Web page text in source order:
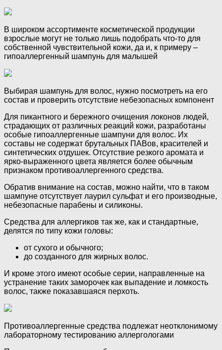
В широком ассортименте косметической продукции
взрослые могут не только лишь подобрать что-то для
собственной чувствительной кожи, да и, к примеру –
гипоаллергенный шампунь для малышей
Выбирая шампунь для волос, нужно посмотреть на его
состав и проверить отсутствие небезопасных компонент
Для пикантного и бережного очищения локонов людей,
страдающих от различных реакций кожи, разработаны
особые гипоаллергенные шампуни для волос. Их
составы не содержат брутальных ПАВов, красителей и
синтетических отдушек. Отсутствие резкого аромата и
ярко-выраженного цвета является более обычным
признаком противоаллергенного средства.
Обратив внимание на состав, можно найти, что в таком
шампуне отсутствует лаурил сульфат и его производные,
небезопасные парабены и силиконы.
Средства для аллергиков так же, как и стандартные,
делятся по типу кожи головы:
от сухого и обычного;
до созданного для жирных волос.
И кроме этого имеют особые серии, направленные на
устранение таких заморочек как выпадение и ломкость
волос, также показавшаяся перхоть.
Противоаллергенные средства подлежат неотклонимому
лабораторному тестированию аллергологами